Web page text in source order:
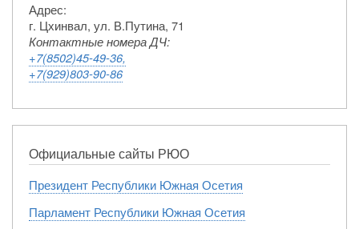
Адрес:
г. Цхинвал, ул. В.Путина, 71
Контактные номера ДЧ:
+7(8502)45-49-36,
+7(929)803-90-86
Официальные сайты РЮО
Президент Республики Южная Осетия
Парламент Республики Южная Осетия